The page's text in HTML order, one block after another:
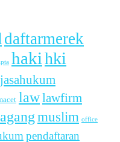
daftarmerek
hakihki
jasahukum
lawlawfirm
muslim office
pendaftaran